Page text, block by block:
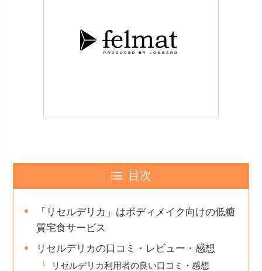
目次
「リセルデリカ」はボディメイク向けの低糖
質宅食サービス
リセルデリカの口コミ・レビュー・感想
リセルデリカ利用者の良い口コミ・感想